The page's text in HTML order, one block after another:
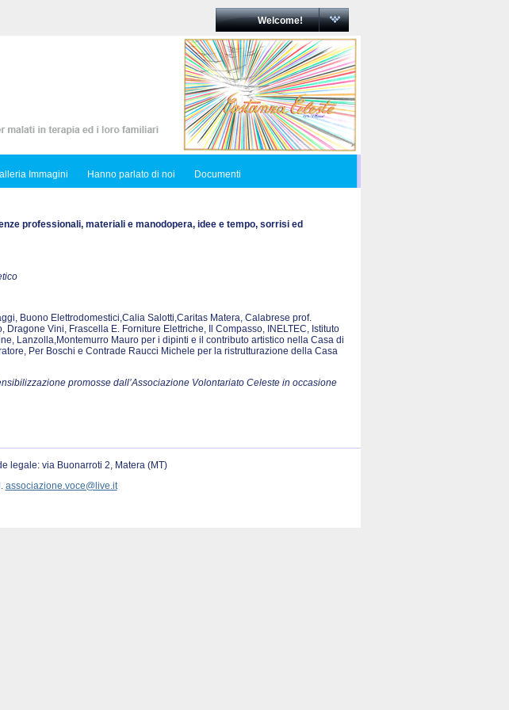
Welcome!
Immagini Hanno parlato di noi Documenti
professionali, materiali e manodopera, idee e tempo, sorrisi ed
Buono Elettrodomestici,Calia Salotti,Caritas Matera, Calabrese prof.
Vini, Frascella E. Forniture Elettriche, Il Compasso, INELTEC, Istituto
Lanzolla,Montemurro Mauro per i dipinti e il contributo artistico nella Casa di
Per Boschi e Contrade Raucci Michele per la ristrutturazione della Casa
promosse dall’Associazione Volontariato Celeste in occasione
legale: via Buonarroti 2, Matera (MT)
associazione.voce@live.it